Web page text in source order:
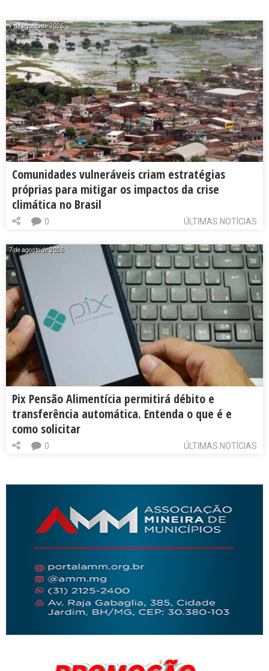
7 de agosto de 2026
Comunidades vulneráveis criam estratégias
próprias para mitigar os impactos da crise
climática no Brasil
ÚLTIMAS NOTÍCIAS
0
7 de agosto de 2026
Pix Pensão Alimentícia permitirá débito e
transferência automática. Entenda o que é e
como solicitar
ÚLTIMAS NOTÍCIAS
0